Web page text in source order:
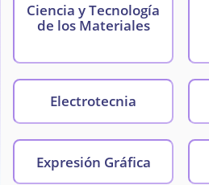
Ciencia y Tecnología
de los Materiales
Electrotecnia
Expresión Gráfica